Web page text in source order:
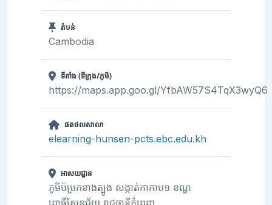
តំបន់
Cambodia
ទីតាំង (ទីក្រុង/ភូមិ)
https://maps.app.goo.gl/YfbAW57S4TqX3wyQ6
ផតថលសាលា
elearning-hunsen-pcts.ebc.edu.kh
អាសយដ្ឋាន
ភូមិប៉ប្រកខាងត្បូង សង្កាត់កាកាប១ ខណ្ឌ
ពោធិ៍សែនជ័យ រាជធានីភ្នំពេញ